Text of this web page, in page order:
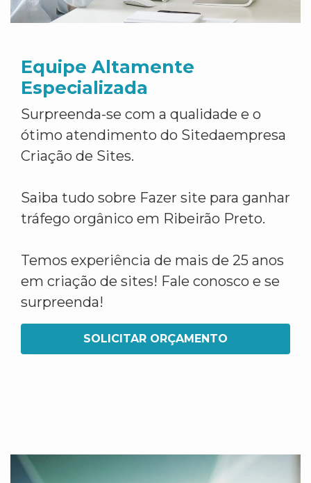
Equipe Altamente
Especializada
Surpreenda-se com a qualidade e o
ótimo atendimento do Sitedaempresa
Criação de Sites.
Saiba tudo sobre Fazer site para ganhar
tráfego orgânico em Ribeirão Preto.
Temos experiência de mais de 25 anos
em criação de sites! Fale conosco e se
surpreenda!
SOLICITAR ORÇAMENTO